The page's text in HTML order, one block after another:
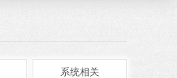
系统相关
软件语言：简体中文